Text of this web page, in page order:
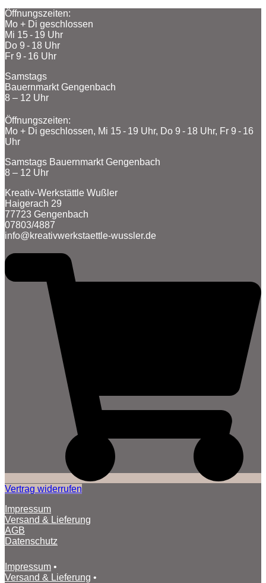
Öffnungszeiten:
Mo + Di geschlossen
Mi 15 - 19 Uhr
Do 9 - 18 Uhr
Fr 9 - 16 Uhr
Samstags
Bauernmarkt Gengenbach
8 – 12 Uhr
Öffnungszeiten:
Mo + Di geschlossen, Mi 15 - 19 Uhr, Do 9 - 18 Uhr, Fr 9 - 16
Uhr
Samstags Bauernmarkt Gengenbach
8 – 12 Uhr
Kreativ-Werkstättle Wußler
Haigerach 29
77723 Gengenbach
07803/4887
info@kreativwerkstaettle-wussler.de
Vertrag widerrufen
Impressum
Versand & Lieferung
AGB
Datenschutz
Impressum •
Versand & Lieferung •